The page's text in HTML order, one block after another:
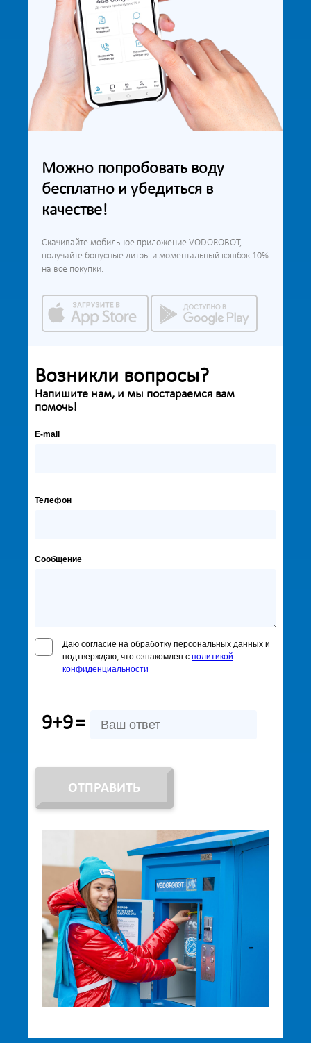
Можно попробовать воду
бесплатно и убедиться в
качестве!
Скачивайте мобильное приложение VODOROBOT,
получайте бонусные литры и моментальный кэшбэк 10%
на все покупки.
Возникли вопросы?
Напишите нам, и мы постараемся вам
помочь!
E-mail
Телефон
Сообщение
Даю согласие на обработку персональных данных и
подтверждаю, что ознакомлен с политикой
конфиденциальности
9+9=
ОТПРАВИТЬ